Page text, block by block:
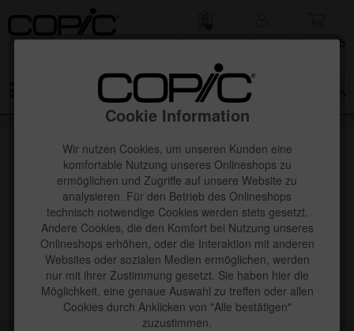
Merk­zettel
Mein
Waren­korb
Cookie Information
Wir nutzen Cookies, um unseren Kunden eine
komfortable Nutzung unseres Onlineshops zu
ermöglichen und Zugriffe auf unsere Website zu
analysieren. Für den Betrieb des Onlineshops
technisch notwendige Cookies werden stets gesetzt.
Andere Cookies, die den Komfort bei Nutzung unseres
Onlineshops erhöhen, oder die Interaktion mit anderen
Websites oder sozialen Medien ermöglichen, werden
nur mit ihrer Zustimmung gesetzt. Sie haben hier die
Möglichkeit, eine genaue Auswahl zu treffen oder allen
Cookies durch Anklicken von "Alle bestätigen"
zuzustimmen.